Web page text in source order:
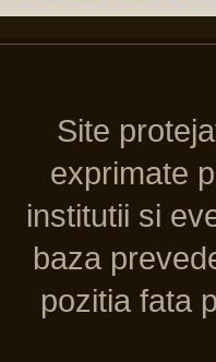
Site
exprimate
institutii si
baza
pozitia fata